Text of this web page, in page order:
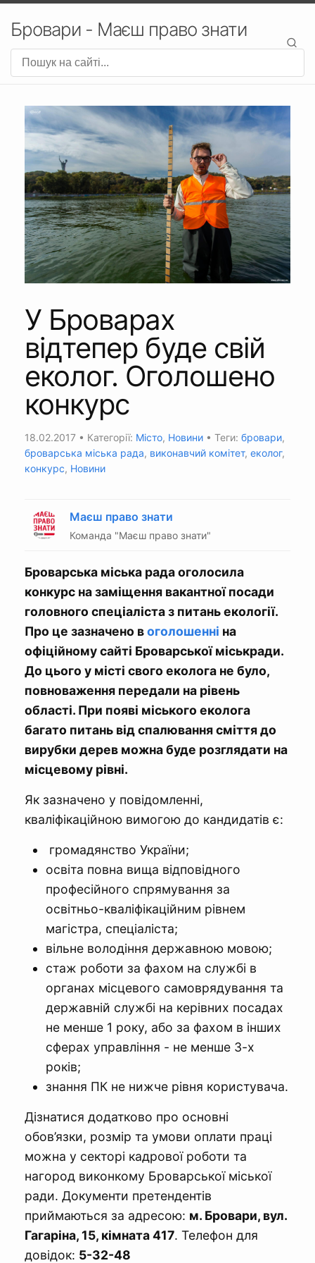
Бровари - Маєш право знати
У Броварах
відтепер буде свій
еколог. Оголошено
конкурс
18.02.2017 • Категорії: Місто, Новини • Теги: бровари,
броварська міська рада, виконавчий комітет, еколог,
конкурс, Новини
Маєш право знати
Команда "Маєш право знати"
Броварська міська рада оголосила
конкурс на заміщення вакантної посади
головного спеціаліста з питань екології.
Про це зазначено воголошенні на
офіційному сайті Броварської міськради.
До цього у місті свого еколога не було,
повноваження передали на рівень
області. При появі міського еколога
багато питань від спалювання сміття до
вирубки дерев можна буде розглядати на
місцевому рівні.
Як зазначено у повідомленні,
кваліфікаційною вимогою до кандидатів є:
громадянство України;
освіта повна вища відповідного
професійного спрямування за
освітньо-кваліфікаційним рівнем
магістра, спеціаліста;
вільне володіння державною мовою;
стаж роботи за фахом на службі в
органах місцевого самоврядування та
державній службі на керівних посадах
не менше 1 року, або за фахом в інших
сферах управління - не менше 3-х
років;
знання ПК не нижче рівня користувача.
Дізнатися додатково про основні
обов’язки, розмір та умови оплати праці
можна у секторі кадрової роботи та
нагород виконкому Броварської міської
ради. Документи претендентів
приймаються за адресою: м. Бровари, вул.
Гагаріна, 15, кімната 417. Телефон для
довідок: 5-32-48